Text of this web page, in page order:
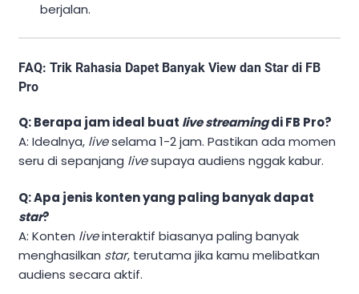
berjalan.
FAQ: Trik Rahasia Dapet Banyak View dan Star di FB
Pro
Q: Berapa jam ideal buat live streamingdi FB Pro?
A: Idealnya, liveselama 1-2 jam. Pastikan ada momen
seru di sepanjang livesupaya audiens nggak kabur.
Q: Apa jenis konten yang paling banyak dapat
star?
A: Konten liveinteraktif biasanya paling banyak
menghasilkan star, terutama jika kamu melibatkan
audiens secara aktif.